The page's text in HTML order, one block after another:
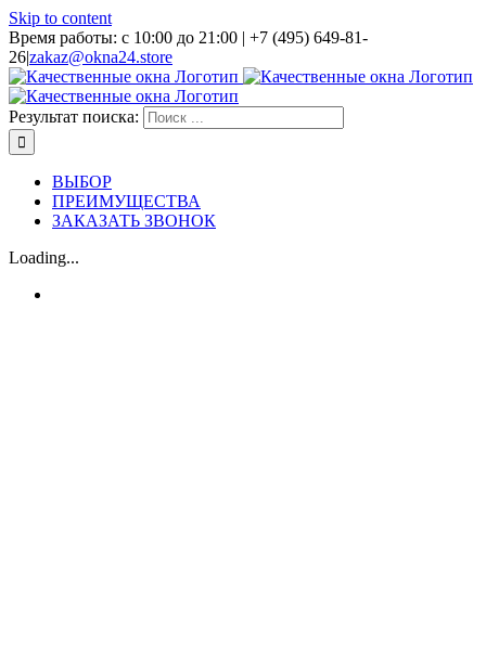
Skip to content
Время работы: с 10:00 до 21:00 | +7 (495) 649-81-
26|zakaz@okna24.store
Результат поиска:
ВЫБОР
ПРЕИМУЩЕСТВА
ЗАКАЗАТЬ ЗВОНОК
Loading...